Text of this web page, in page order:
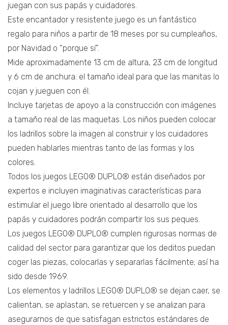
juegan con sus papás y cuidadores.
Este encantador y resistente juego es un fantástico
regalo para niños a partir de 18 meses por su cumpleaños,
por Navidad o “porque sí”.
Mide aproximadamente 13 cm de altura, 23 cm de longitud
y 6 cm de anchura: el tamaño ideal para que las manitas lo
cojan y jueguen con él.
Incluye tarjetas de apoyo a la construcción con imágenes
a tamaño real de las maquetas. Los niños pueden colocar
los ladrillos sobre la imagen al construir y los cuidadores
pueden hablarles mientras tanto de las formas y los
colores.
Todos los juegos LEGO® DUPLO® están diseñados por
expertos e incluyen imaginativas características para
estimular el juego libre orientado al desarrollo que los
papás y cuidadores podrán compartir los sus peques.
Los juegos LEGO® DUPLO® cumplen rigurosas normas de
calidad del sector para garantizar que los deditos puedan
coger las piezas, colocarlas y separarlas fácilmente; así ha
sido desde 1969.
Los elementos y ladrillos LEGO® DUPLO® se dejan caer, se
calientan, se aplastan, se retuercen y se analizan para
asegurarnos de que satisfagan estrictos estándares de